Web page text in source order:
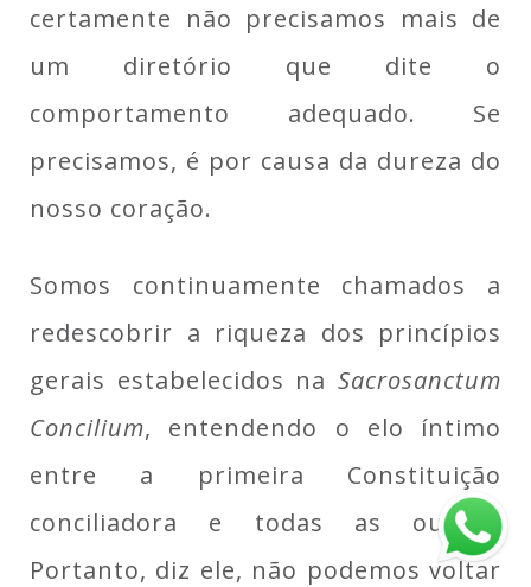
certamente não precisamos mais de
um diretório que dite o
comportamento adequado. Se
precisamos, é por causa da dureza do
nosso coração.
Somos continuamente chamados a
redescobrir a riqueza dos princípios
gerais estabelecidos na Sacrosanctum
Concilium, entendendo o elo íntimo
entre a primeira Constituição
conciliadora e todas as outras.
Portanto, diz ele, não podemos voltar